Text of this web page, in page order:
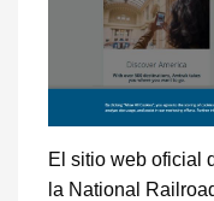
El sitio web oficial
la National